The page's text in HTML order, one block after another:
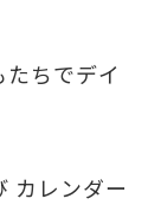
ちでデイ
カレンダー